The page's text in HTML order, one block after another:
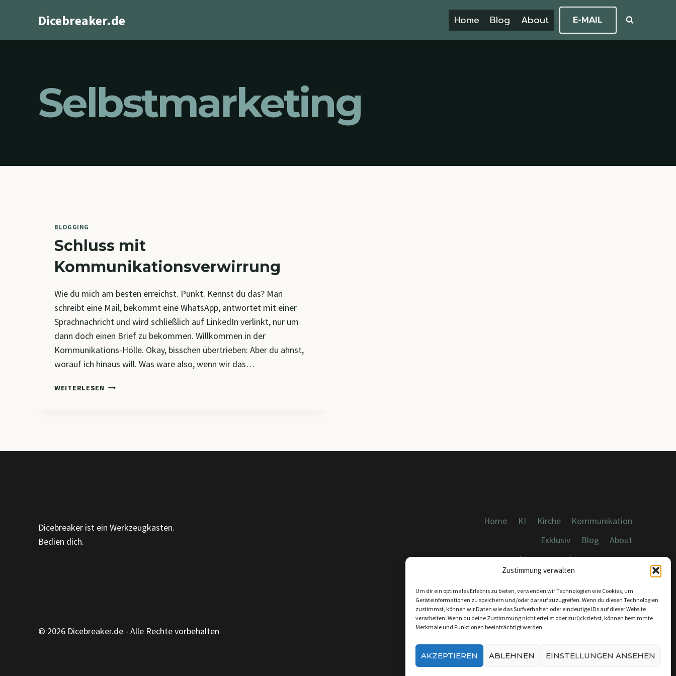
Zustimmung verwalten
Um dir ein optimales Erlebnis zu bieten, verwenden wir Technologien wie Cookies, um
Geräteinformationen zu speichern und/oder darauf zuzugreifen. Wenn du diesen Technologien
zustimmst, können wir Daten wie das Surfverhalten oder eindeutige IDs auf dieser Website
verarbeiten. Wenn du deine Zustimmung nicht erteilst oder zurückziehst, können bestimmte
Merkmale und Funktionen beeinträchtigt werden.
AKZEPTIEREN ABLEHNEN EINSTELLUNGEN ANSEHEN
Dicebreaker.de Home Blog About E-MAIL
Selbstmarketing
BLOGGING
Schluss mit
Kommunikationsverwirrung
Wie du mich am besten erreichst. Punkt. Kennst du das? Man
schreibt eine Mail, bekommt eine WhatsApp, antwortet mit einer
Sprachnachricht und wird schließlich auf LinkedIn verlinkt, nur um
dann doch einen Brief zu bekommen. Willkommen in der
Kommunikations-Hölle. Okay, bisschen übertrieben: Aber du ahnst,
worauf ich hinaus will. Was wäre also, wenn wir das…
WEITERLESEN SCHLUSS
Dicebreaker ist ein Werkzeugkasten.
Bedien dich.
Home KI Kirche
Kommunikation
Exklusiv
Blog
About
Cookies, Datenschutz, Impressum
© 2026 Dicebreaker.de - Alle Rechte vorbehalten
KONTAKT: